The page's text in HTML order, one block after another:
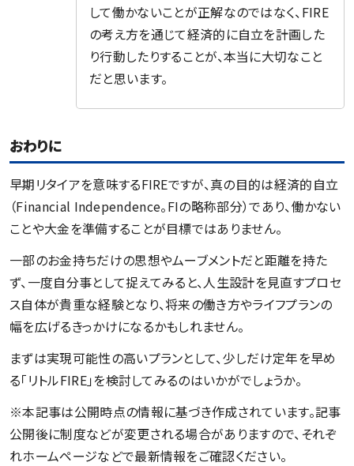
して働かないことが正解なのではなく、FIRE
の考え方を通じて経済的に自立を計画した
り行動したりすることが、本当に大切なこと
だと思います。
おわりに
早期リタイアを意味するFIREですが、真の目的は経済的自立
（Financial Independence。FIの略称部分）であり、働かない
ことや大金を準備することが目標ではありません。
一部のお金持ちだけの思想やムーブメントだと距離を持た
ず、一度自分事として捉えてみると、人生設計を見直すプロセ
ス自体が貴重な経験となり、将来の働き方やライフプランの
幅を広げるきっかけになるかもしれません。
まずは実現可能性の高いプランとして、少しだけ定年を早め
る「リトルFIRE」を検討してみるのはいかがでしょうか。
※本記事は公開時点の情報に基づき作成されています。記事
公開後に制度などが変更される場合がありますので、それぞ
れホームページなどで最新情報をご確認ください。